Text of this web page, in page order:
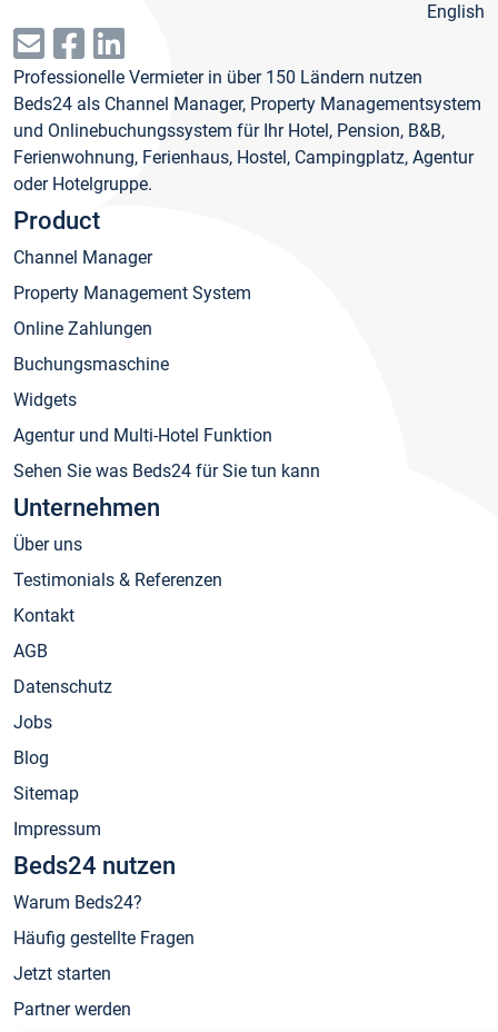
English
Professionelle Vermieter in über 150 Ländern nutzen
Beds24 als Channel Manager, Property Managementsystem
und Onlinebuchungssystem für Ihr Hotel, Pension, B&B,
Ferienwohnung, Ferienhaus, Hostel, Campingplatz, Agentur
oder Hotelgruppe.
Product
Channel Manager
Property Management System
Online Zahlungen
Buchungsmaschine
Widgets
Agentur und Multi-Hotel Funktion
Sehen Sie was Beds24 für Sie tun kann
Unternehmen
Über uns
Testimonials & Referenzen
Kontakt
AGB
Datenschutz
Jobs
Blog
Sitemap
Impressum
Beds24 nutzen
Warum Beds24?
Häufig gestellte Fragen
Jetzt starten
Partner werden